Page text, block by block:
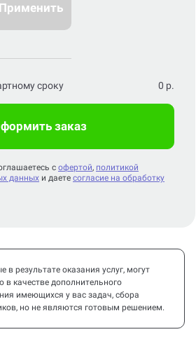
Применить
сроку 0 р.
заказ
с офертой, политикой
данных и даете согласие на обработку
в результате оказания услуг, могут
в качестве дополнительного
имеющихся у вас задач, сбора
но не являются готовым решением.